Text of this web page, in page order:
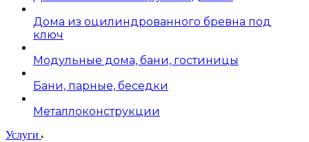
Дома из оцилиндрованного бревна под
ключ
Модульные дома, бани, гостиницы
Бани, парные, беседки
Металлоконструкции
Услуги